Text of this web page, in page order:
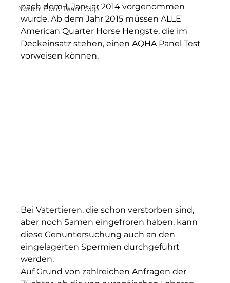
Youth, Euro Team Cup
nach dem 1. Januar 2014 vorgenommen
wurde. Ab dem Jahr 2015 müssen ALLE
American Quarter Horse Hengste, die im
Deckeinsatz stehen, einen AQHA Panel Test
vorweisen können.
Bei Vatertieren, die schon verstorben sind,
aber noch Samen eingefroren haben, kann
diese Genuntersuchung auch an den
eingelagerten Spermien durchgeführt
werden.
Auf Grund von zahlreichen Anfragen der